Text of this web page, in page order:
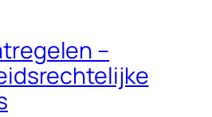
–